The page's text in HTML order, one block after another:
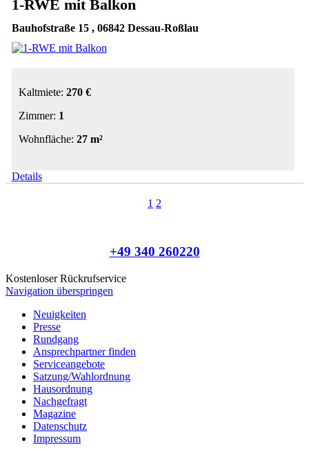
1-RWE mit Balkon
Bauhofstraße 15 , 06842 Dessau-Roßlau
Kaltmiete: 270 €
Zimmer: 1
Wohnfläche: 27 m²
Details
1 2
+49 340 260220
Kostenloser Rückrufservice
Navigation überspringen
Neuigkeiten
Presse
Rundgang
Ansprechpartner finden
Serviceangebote
Satzung/Wahlordnung
Hausordnung
Nachgefragt
Magazine
Datenschutz
Impressum